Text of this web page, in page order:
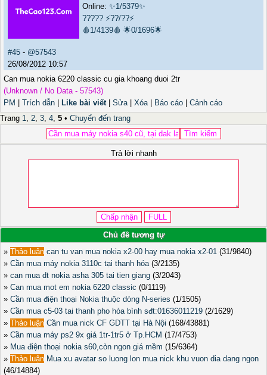
Online: ✨1/5379✨
????? ⚡??/??⚡
🩸1/4139🩸 🌟0/1696🌟
#45 - @57543
26/08/2012 10:57
Can mua nokia 6220 classic cu gia khoang duoi 2tr
(Unknown / No Data - 57543)
PM
Trích dẫn Like bài viết| Sửa| Xóa| Báo cáo
Cảnh cáo
Trang 1, 2, 3, 4, 5 • Chuyển đến trang
Trả lời nhanh
Chủ đề tương tự
» Thảo luận can tu van mua nokia x2-00 hay mua nokia x2-01 (31/9840)
» Cần mua máy nokia 3110c tại thanh hóa(3/2135)
» can mua dt nokia asha 305 tai tien giang (3/2043)
» Can mua mot em nokia 6220 classic (0/1119)
» Cần mua điện thoại Nokia thuộc dòng N-series (1/1505)
» Cần mua c5-03 tai thanh pho hòa bình sđt:01636011219 (2/1629)
» Thảo luận Cần mua nick CF GDTT tại Hà Nội (168/43881)
» Cần mua máy ps2 9x giá 1tr-1tr5 ở Tp.HCM (17/4753)
» Mua điện thoại nokia s60,còn ngon giá mềm (15/6364)
» Thảo luận Mua xu avatar so luong lon mua nick khu vuon dia dang ngon
(46/14884)